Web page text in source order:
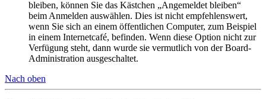
bleiben, können Sie das Kästchen „Angemeldet bleiben“
beim Anmelden auswählen. Dies ist nicht empfehlenswert,
wenn Sie sich an einem öffentlichen Computer, zum Beispiel
in einem Internetcafé, befinden. Wenn diese Option nicht zur
Verfügung steht, dann wurde sie vermutlich von der Board-
Administration ausgeschaltet.
Nach oben